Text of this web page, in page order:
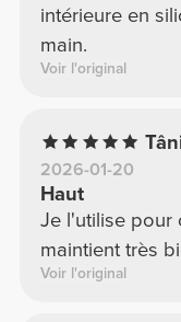
intérieure en
main.
Voir l'original
2026-01-20
Haut
Je l'utilise pour
maintient très
Voir l'original